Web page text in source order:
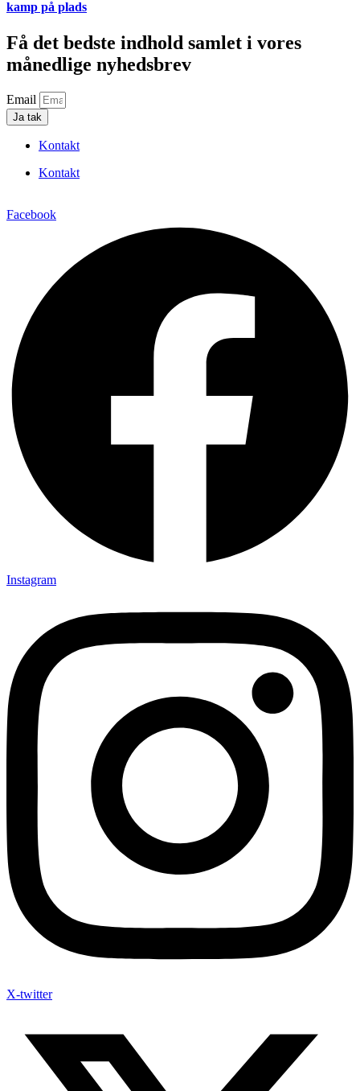
kamp på plads
Få det bedste indhold samlet i vores
månedlige nyhedsbrev
Email
Ja tak
Kontakt
Kontakt
Facebook
Instagram
X-twitter